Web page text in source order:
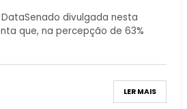
divulgada nesta
que, na percepção de 63%
LER MAIS